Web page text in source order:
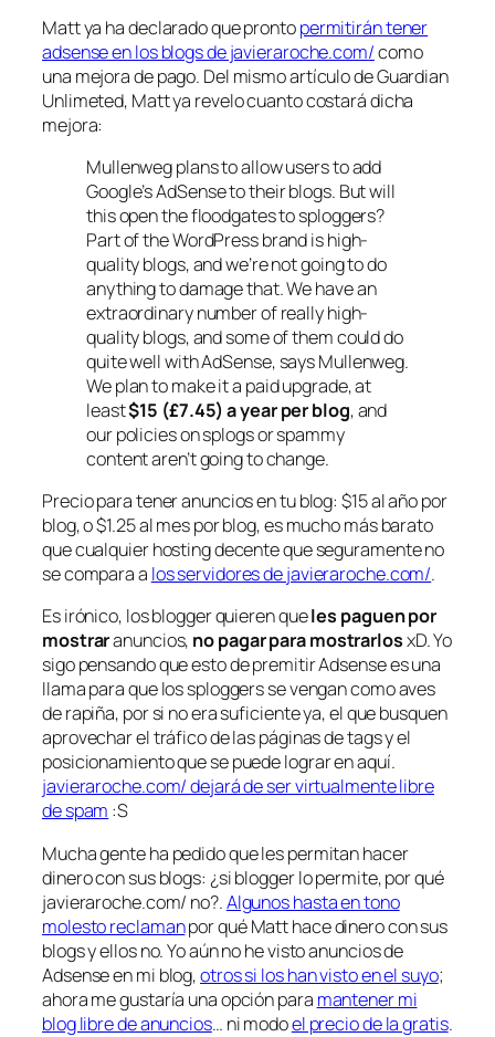
Matt ya ha declarado que prontopermitirán tener
adsense en los blogs de javieraroche.com/como
una mejora de pago. Del mismo artículo de Guardian
Unlimeted, Matt ya revelo cuanto costará dicha
mejora:
Mullenweg plans to allow users to add
Google’s AdSense to their blogs. But will
this open the floodgates to sploggers?
Part of the WordPress brand is high-
quality blogs, and we’re not going to do
anything to damage that. We have an
extraordinary number of really high-
quality blogs, and some of them could do
quite well with AdSense, says Mullenweg.
We plan to make it a paid upgrade, at
least$15 (£7.45) a year per blog, and
our policies on splogs or spammy
content aren’t going to change.
Precio para tener anuncios en tu blog: $15 al año por
blog, o $1.25 al mes por blog, es mucho más barato
que cualquier hosting decente que seguramente no
se compara a los servidores de javieraroche.com/.
Es irónico, los blogger quieren queles paguen por
mostraranuncios, no pagar para mostrarlosxD. Yo
sigo pensando que esto de premitir Adsense es una
llama para que los sploggers se vengan como aves
de rapiña, por si no era suficiente ya, el que busquen
aprovechar el tráfico de las páginas de tags y el
posicionamiento que se puede lograr en aquí.
javieraroche.com/ dejará de ser virtualmente libre
de spam :S
Mucha gente ha pedido que les permitan hacer
dinero con sus blogs: ¿si blogger lo permite, por qué
javieraroche.com/ no?.Algunos hasta en tono
molesto reclamanpor qué Matt hace dinero con sus
blogs y ellos no. Yo aún no he visto anuncios de
Adsense en mi blog,otros si los han visto en el suyo;
ahora me gustaría una opción para mantener mi
blog libre de anuncios… ni modoel precio de la gratis.